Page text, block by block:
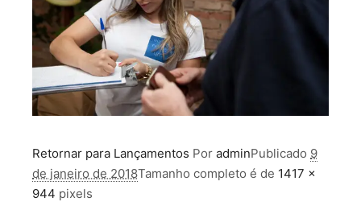
Retornar para Lançamentos Por adminPublicado 9
de janeiro de 2018Tamanho completo é de 1417 ×
944 pixels